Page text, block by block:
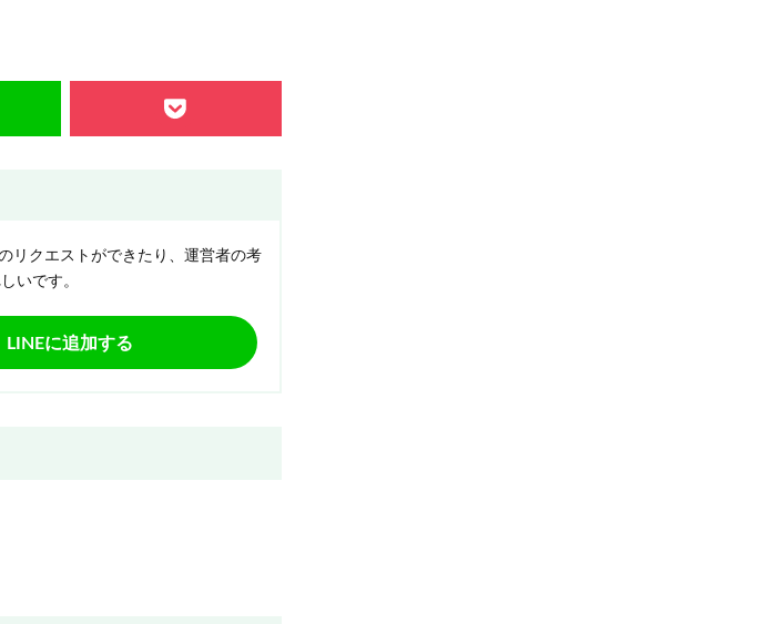
リクエストができたり、運営者の考
いです。
LINEに追加する